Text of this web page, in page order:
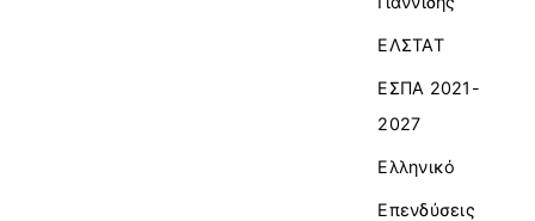
ΕΛΣΤΑΤ
ΕΣΠΑ 2021-
2027
Ελληνικό
Επενδύσεις